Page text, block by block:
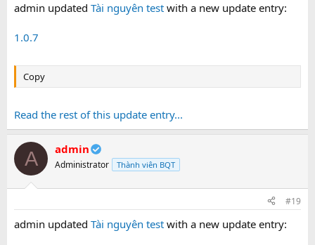
admin updated Tài nguyên test with a new update entry:
1.0.7
Copy
Read the rest of this update entry...
A admin
Administrator Thành viên BQT
#19
admin updated Tài nguyên test with a new update entry: